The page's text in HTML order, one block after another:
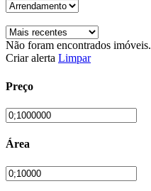
Não foram encontrados imóveis.
Criar alerta Limpar
Preço
Área